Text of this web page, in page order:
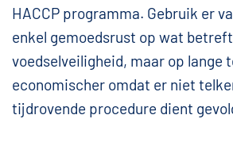
HACCP programma. Gebruik er
enkel gemoedsrust op wat
voedselveiligheid, maar op lange
economischer omdat er niet
tijdrovende procedure dient